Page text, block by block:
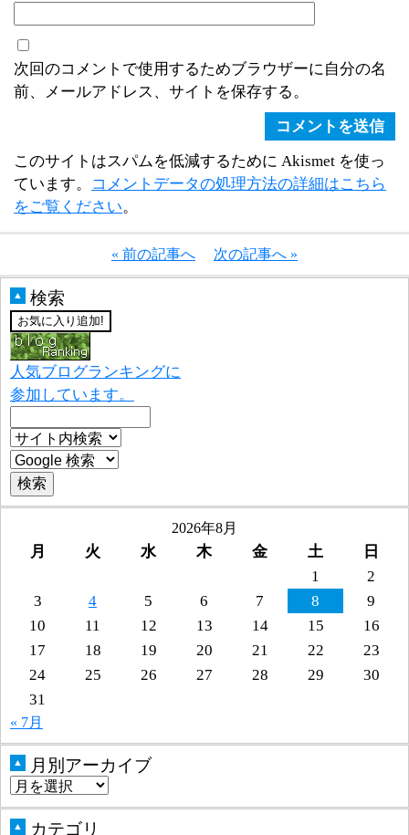
次回のコメントで使用するためブラウザーに自分の名
前、メールアドレス、サイトを保存する。
このサイトはスパムを低減するために Akismet を使っ
ています。
コメントデータの処理方法の詳細はこちら
をご覧ください。
« 前の記事へ 次の記事へ »
▲ 検索
人気ブログランキングに
参加しています。
2026年8月
月 火 水 木 金 土
日
1
2
3
4 5 6 7 8
9
10
11 12 13 14 15
16
17
18 19 20 21 22
23
24
25 26 27 28 29
30
31
« 7月
▲ 月別アーカイブ
▲ カテゴリ